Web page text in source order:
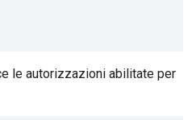
le autorizzazioni abilitate per